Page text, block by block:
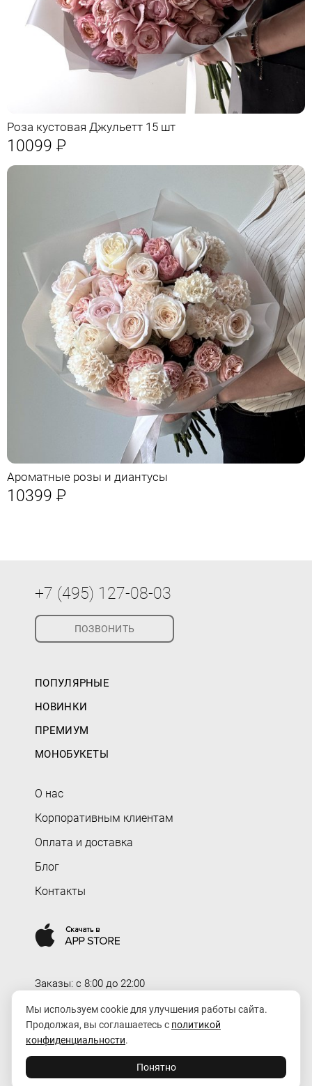
Роза кустовая Джульетт 15 шт
10099 Р
Ароматные розы и диантусы
10399 Р
+7 (495) 127-08-03
ПОЗВОНИТЬ
ПОПУЛЯРНЫЕ
НОВИНКИ
ПРЕМИУМ
МОНОБУКЕТЫ
О нас
Корпоративным клиентам
Оплата и доставка
Блог
Контакты
Заказы: c 8:00 до 22:00
Доставка: c 8:00 до 00:00
order@rozaexpress.ru
Мы используем cookie для улучшения работы сайта.
Продолжая, вы соглашаетесь с политикой
конфиденциальности.
Понятно